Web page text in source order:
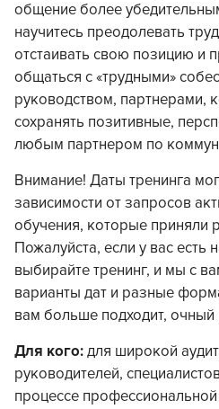
общение более
научитесь преодолевать
отстаивать свою позицию и
общаться с «трудными»
руководством, партнерами,
сохранять позитивные,
любым партнером по
Внимание! Даты тренинга
зависимости от запросов
обучения, которые приняли
Пожалуйста, если у вас есть
выбирайте тренинг, и мы с
варианты дат и разные
вам больше подходит, очный
Для кого: для широкой
руководителей,
процессе